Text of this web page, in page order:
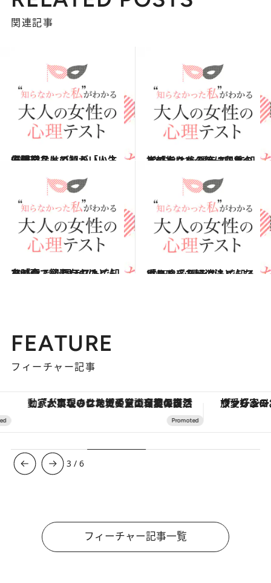
関連記事
2015.3.7
優勝賞品はどれがいい？ 心理テストで知る「人生で重要なもの」
占い 2015.2.21
指輪をはめるのは右手のどの指？ 心理テストで知る「あなたの第一印象」
占い
2015.2.15
ひとりで観たいのはどんな映画？ 心理テストで知る「今、必要なもの」
占い 2015.2.7
いま嗅ぎたいのはどんな香り？ 心理テストで知る「ストレス解消法」
占い
FEATURE
フィーチャー記事
「大事なのは地域の意識を変えること」。ロレックス賞受賞の自然保護活動家が実現させたナイジェリアの自然環境の復活 ヴァシュロン・コンスタンタ
3 /6
フィーチャー記事一覧